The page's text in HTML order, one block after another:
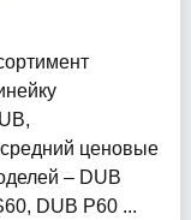
ценовые
– DUB
DUB P60 ...